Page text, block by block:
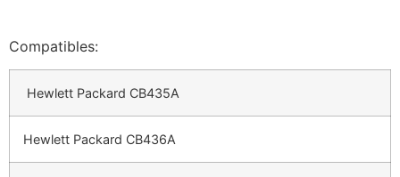
Compatibles:
Hewlett Packard CB435A
Hewlett Packard CB436A